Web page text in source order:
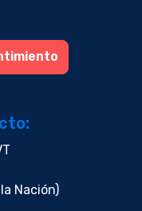
Nación)